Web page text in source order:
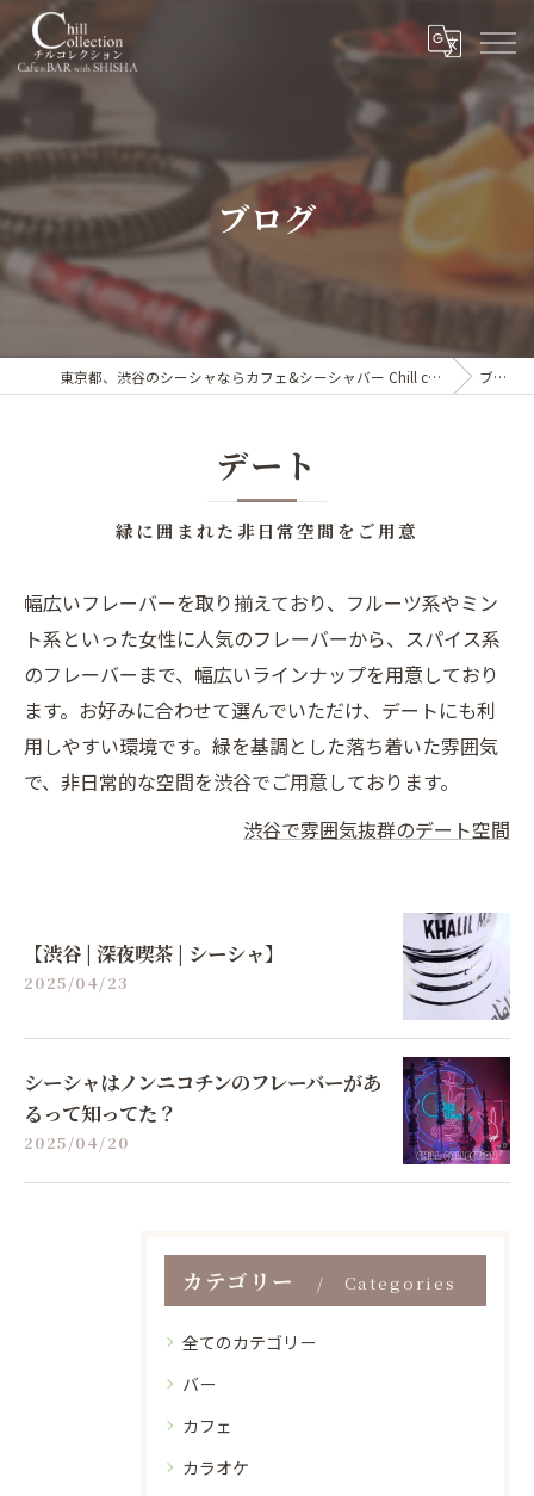
ブログ
東京都、渋谷のシーシャならカフェ&シーシャバー Chill collection渋谷センター街店 ブログ
デート
緑に囲まれた非日常空間をご用意
幅広いフレーバーを取り揃えており、フルーツ系やミン
ト系といった女性に人気のフレーバーから、スパイス系
のフレーバーまで、幅広いラインナップを用意しており
ます。お好みに合わせて選んでいただけ、デートにも利
用しやすい環境です。緑を基調とした落ち着いた雰囲気
で、非日常的な空間を渋谷でご用意しております。
渋谷で雰囲気抜群のデート空間
【渋谷 | 深夜喫茶 | シーシャ】
2025/04/23
シーシャはノンニコチンのフレーバーがあ
るって知ってた？
2025/04/20
カテゴリー Categories
全てのカテゴリー
バー
カフェ
カラオケ